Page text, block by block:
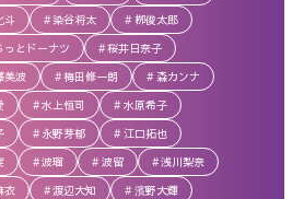
斗 染谷将太
栁俊太郎
っとドーナツ
桜井日奈子
美波 梅田修一朗
森カンナ
水上恒司
水原希子
永野芽郁
江口拓也
波瑠 波留
浅川梨奈
衣 渡辺大知
濱野大輝